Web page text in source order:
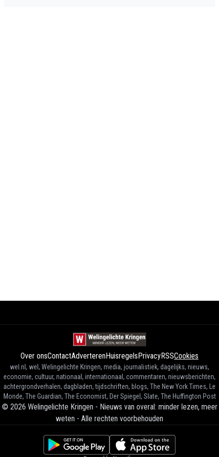
Over onsContactAdverterenHuisregelsPrivacyRSSCookies
wel.nl, wel, Welingelichte Kringen, media, journalistiek, dagelijks, nieuws,
economie, cultuur, nationaal, internationaal, commentaren, nieuwsberichten,
achtergrondverhalen, dagbladen, tijdschriften, blogs, The New York Times, Le
Monde, The Guardian, The Economist, Der Spiegel, Slate, The Huffington Post
© 2026 Welingelichte Kringen - Nieuws van overal: minder lezen, meer
weten - Alle rechten voorbehouden